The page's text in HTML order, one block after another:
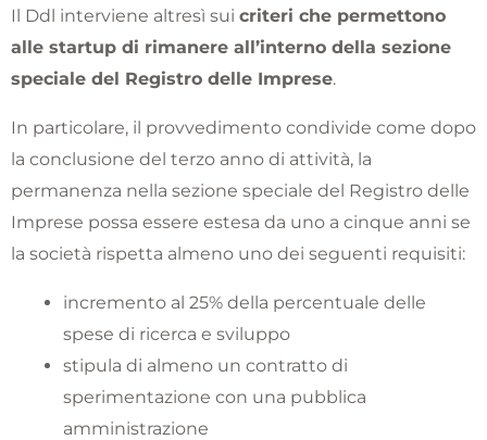
Il Ddl interviene altresì sui criteri che permettono
alle startup di rimanere all’interno della sezione
speciale del Registro delle Imprese.
In particolare, il provvedimento condivide come dopo
la conclusione del terzo anno di attività, la
permanenza nella sezione speciale del Registro delle
Imprese possa essere estesa da uno a cinque anni se
la società rispetta almeno uno dei seguenti requisiti:
incremento al 25% della percentuale delle
spese di ricerca e sviluppo
stipula di almeno un contratto di
sperimentazione con una pubblica
amministrazione